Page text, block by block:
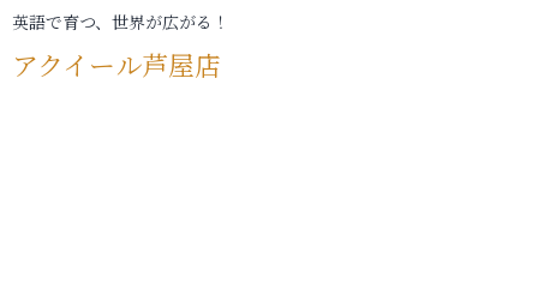
英語で育つ、世界が広がる！
アクイール芦屋店